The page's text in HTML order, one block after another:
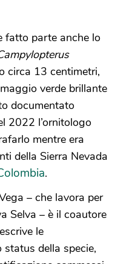
fatto parte anche lo
circa 13 centimetri,
verde brillante
documentato
2022 l’ornitologo
mentre era
della Sierra Nevada
.
– che lavora per
Selva – è il coautore
le
della specie,